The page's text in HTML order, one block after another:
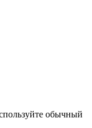
обычный